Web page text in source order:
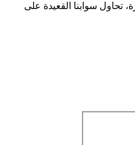
تحاول سوابنا القعيدة على